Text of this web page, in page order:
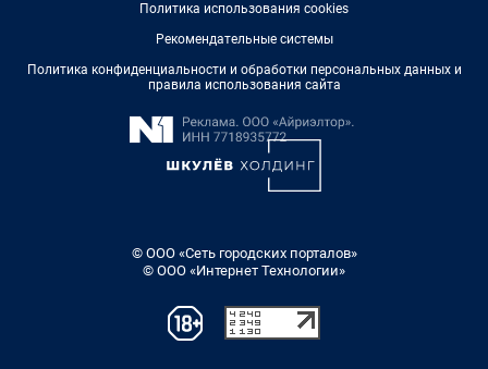
Политика использования cookies
Рекомендательные системы
Политика конфиденциальности и обработки персональных данных и
правила использования сайта
© ООО «Сеть городских порталов»
© ООО «Интернет Технологии»